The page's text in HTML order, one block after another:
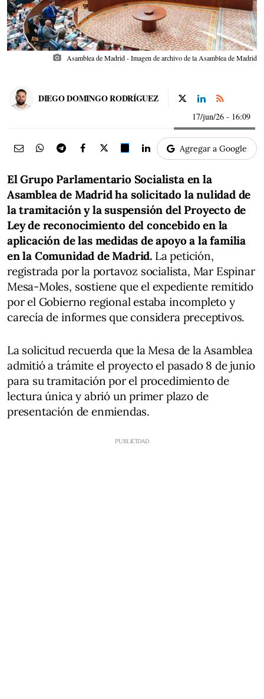
photo_camera Asamblea de Madrid - Imagen de archivo de la Asamblea de Madrid
DIEGO DOMINGO RODRÍGUEZ
17/jun/26 - 16:09
Agregar a Google
El Grupo Parlamentario Socialista en la
Asamblea de Madrid ha solicitado la nulidad de
la tramitación y la suspensión del Proyecto de
Ley de reconocimiento del concebido en la
aplicación de las medidas de apoyo a la familia
en la Comunidad de Madrid. La petición,
registrada por la portavoz socialista, Mar Espinar
Mesa-Moles, sostiene que el expediente remitido
por el Gobierno regional estaba incompleto y
carecía de informes que considera preceptivos.
La solicitud recuerda que la Mesa de la Asamblea
admitió a trámite el proyecto el pasado 8 de junio
para su tramitación por el procedimiento de
lectura única y abrió un primer plazo de
presentación de enmiendas.